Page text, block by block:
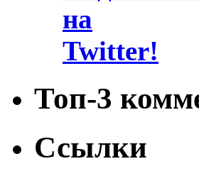
Топ-3
Ссылки